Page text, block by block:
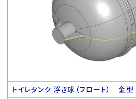
トイレタンク 浮き球（フロート） 金型